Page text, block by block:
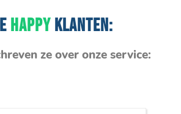
HAPPYKLANTEN:
ze over onze service: